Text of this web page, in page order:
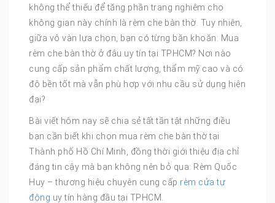
không thể thiếu để tăng phần trang nghiêm cho
không gian này chính là rèm che bàn thờ. Tuy nhiên,
giữa vô vàn lựa chọn, bạn có từng băn khoăn: Mua
rèm che bàn thờ ở đâu uy tín tại TPHCM? Nơi nào
cung cấp sản phẩm chất lượng, thẩm mỹ cao và có
độ bền tốt mà vẫn phù hợp với nhu cầu sử dụng hiện
đại?
Bài viết hôm nay sẽ chia sẻ tất tần tật những điều
bạn cần biết khi chọn mua rèm che bàn thờ tại
Thành phố Hồ Chí Minh, đồng thời giới thiệu địa chỉ
đáng tin cậy mà bạn không nên bỏ qua: Rèm Quốc
Huy – thương hiệu chuyên cung cấp rèm cửa tự
động uy tín hàng đầu tại TPHCM.